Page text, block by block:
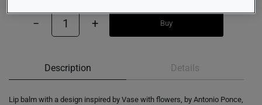
− 1 + Buy
Description Details
Lip balm with a design inspired by Vase with flowers, by Antonio Ponce,